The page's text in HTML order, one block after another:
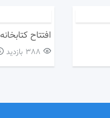
افتتاح کتابخانه
388 بازدید